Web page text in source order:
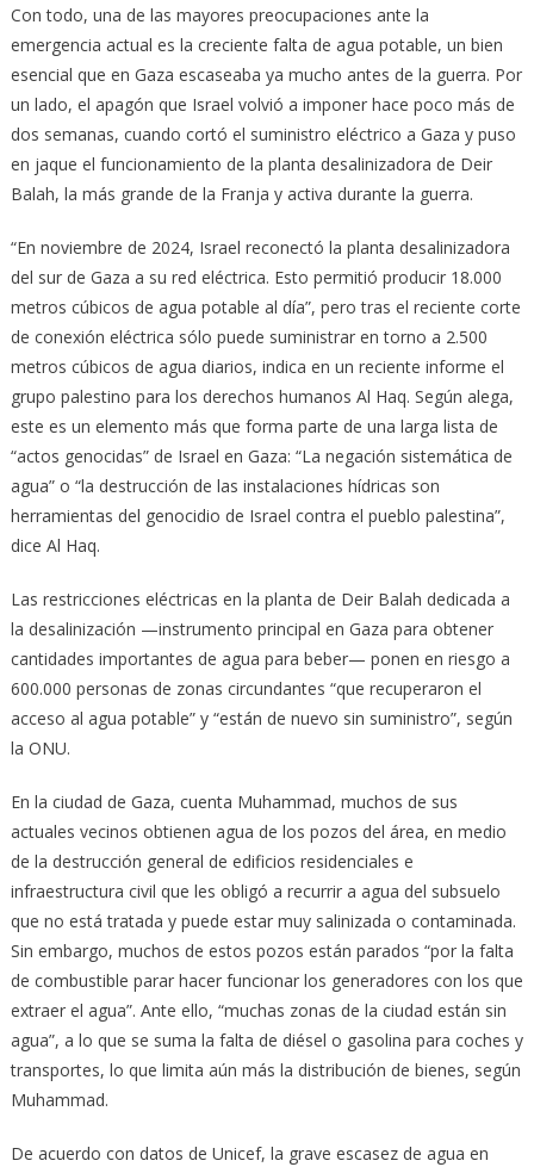
Con todo, una de las mayores preocupaciones ante la
emergencia actual es la creciente falta de agua potable, un bien
esencial que en Gaza escaseaba ya mucho antes de la guerra. Por
un lado, el apagón que Israel volvió a imponer hace poco más de
dos semanas, cuando cortó el suministro eléctrico a Gaza y puso
en jaque el funcionamiento de la planta desalinizadora de Deir
Balah, la más grande de la Franja y activa durante la guerra.
“En noviembre de 2024, Israel reconectó la planta desalinizadora
del sur de Gaza a su red eléctrica. Esto permitió producir 18.000
metros cúbicos de agua potable al día”, pero tras el reciente corte
de conexión eléctrica sólo puede suministrar en torno a 2.500
metros cúbicos de agua diarios, indica en un reciente informe el
grupo palestino para los derechos humanos Al Haq. Según alega,
este es un elemento más que forma parte de una larga lista de
“actos genocidas” de Israel en Gaza: “La negación sistemática de
agua” o “la destrucción de las instalaciones hídricas son
herramientas del genocidio de Israel contra el pueblo palestina”,
dice Al Haq.
Las restricciones eléctricas en la planta de Deir Balah dedicada a
la desalinización —instrumento principal en Gaza para obtener
cantidades importantes de agua para beber— ponen en riesgo a
600.000 personas de zonas circundantes “que recuperaron el
acceso al agua potable” y “están de nuevo sin suministro”, según
la ONU.
En la ciudad de Gaza, cuenta Muhammad, muchos de sus
actuales vecinos obtienen agua de los pozos del área, en medio
de la destrucción general de edificios residenciales e
infraestructura civil que les obligó a recurrir a agua del subsuelo
que no está tratada y puede estar muy salinizada o contaminada.
Sin embargo, muchos de estos pozos están parados “por la falta
de combustible parar hacer funcionar los generadores con los que
extraer el agua”. Ante ello, “muchas zonas de la ciudad están sin
agua”, a lo que se suma la falta de diésel o gasolina para coches y
transportes, lo que limita aún más la distribución de bienes, según
Muhammad.
De acuerdo con datos de Unicef, la grave escasez de agua en